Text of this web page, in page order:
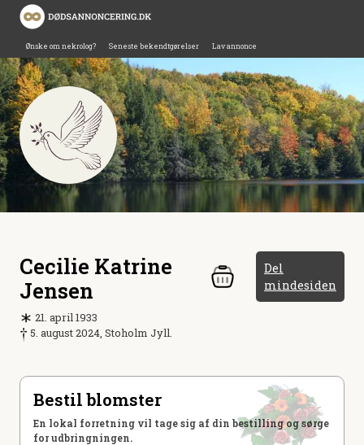
Ønske om nekrolog? Seneste bekendtgørelser Lav annonce
Cecilie Katrine
Jensen
Del
mindesiden
21. april 1933
5. august 2024, Stoholm Jyll.
Bestil blomster
En lokal forretning vil tage sig af din bestilling og sørge
for udbringningen.